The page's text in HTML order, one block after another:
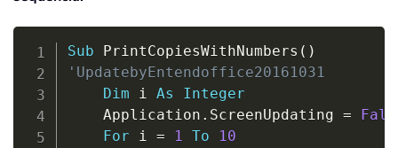
Sub PrintCopiesWithNumbers ( )
'UpdatebyEntendoffice20161031
Dim i As
Integer
    Application
. ScreenUpdating =
For i = 1 To
10